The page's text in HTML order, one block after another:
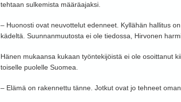
tehtaan sulkemista määräajaksi.
– Huonosti ovat neuvottelut edenneet. Kyllähän hallitus
kädeltä. Suunnanmuutosta ei ole tiedossa, Hirvonen
Hänen mukaansa kukaan työntekijöistä ei ole osoittanut
toiselle puolelle Suomea.
– Elämä on rakennettu tänne. Jotkut ovat jo tehneet